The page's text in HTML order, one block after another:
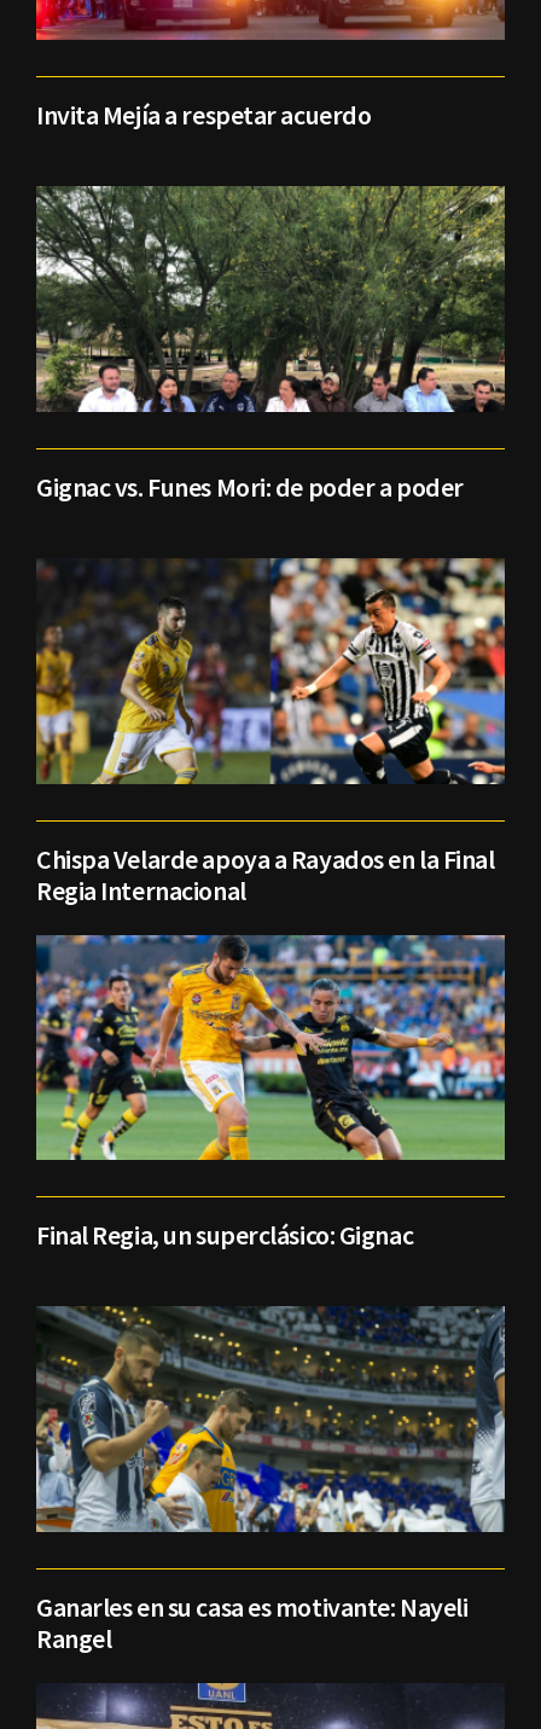
Invita Mejía a respetar acuerdo
Gignac vs. Funes Mori: de poder a poder
Chispa Velarde apoya a Rayados en la Final
Regia Internacional
Final Regia, un superclásico: Gignac
Ganarles en su casa es motivante: Nayeli
Rangel